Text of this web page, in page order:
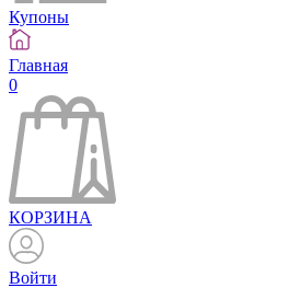
Купоны
Главная
0
КОРЗИНА
Войти